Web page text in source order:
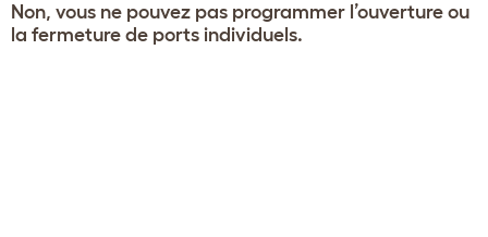
Non, vous ne pouvez pas programmer l’ouverture ou
la fermeture de ports individuels.